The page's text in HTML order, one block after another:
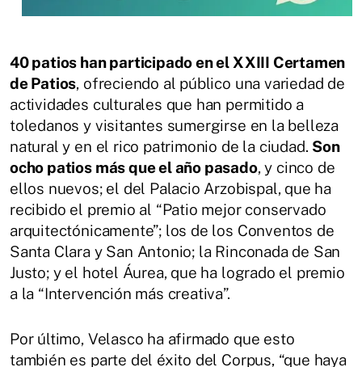
40 patios han participado en el XXIII Certamen
de Patios, ofreciendo al público una variedad de
actividades culturales que han permitido a
toledanos y visitantes sumergirse en la belleza
natural y en el rico patrimonio de la ciudad. Son
ocho patios más que el año pasado, y cinco de
ellos nuevos; el del Palacio Arzobispal, que ha
recibido el premio al “Patio mejor conservado
arquitectónicamente”; los de los Conventos de
Santa Clara y San Antonio; la Rinconada de San
Justo; y el hotel Áurea, que ha logrado el premio
a la “Intervención más creativa”.
Por último, Velasco ha afirmado que esto
también es parte del éxito del Corpus, “que haya